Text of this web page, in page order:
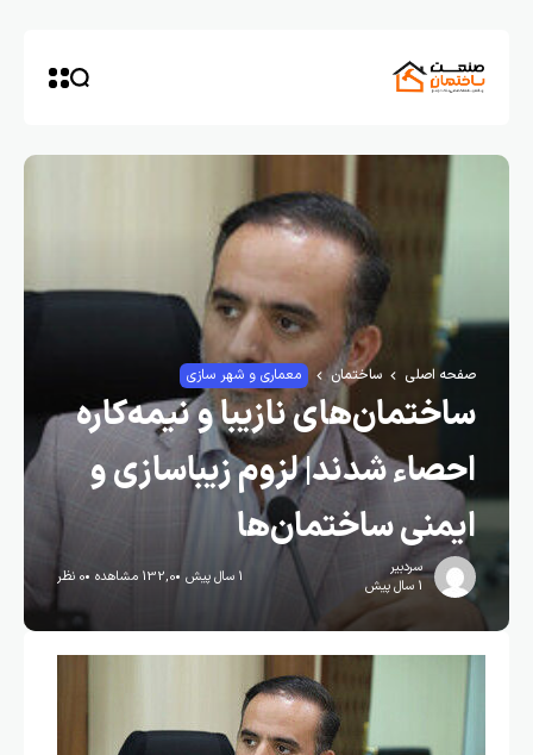
صفحه اصلی ساختمان معماری و شهر سازی
ساختمان‌های نازیبا و نیمه‌کاره
احصاء شدند| لزوم زیباسازی و
ایمنی ساختمان‌ها
سردبیر
1 سال پیش
1 سال پیش 132,0 مشاهده 0 نظر